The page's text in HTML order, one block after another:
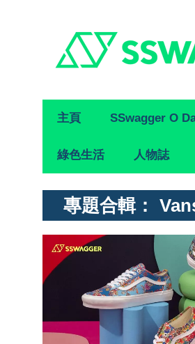
Primary
Navigation
主頁 SSwagger O
綠色生活 人物誌
專題合輯：